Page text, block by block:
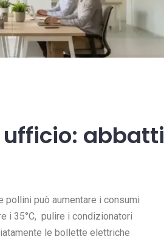
abbatti
può aumentare i consumi
i 35°C, pulire i condizionatori
le bollette elettriche